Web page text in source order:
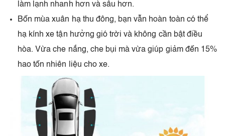
làm lạnh nhanh hơn và sâu hơn.
Bốn mùa xuân hạ thu đông, bạn vẫn hoàn toàn có thể
hạ kính xe tận hưởng gió trời và không cần bật điều
hòa. Vừa che nắng, che bụi mà vừa giúp giảm đến 15%
hao tốn nhiên liệu cho xe.